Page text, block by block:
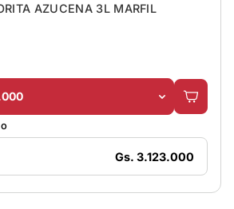
AZUCENA 3L MARFIL
Gs. 3.123.000